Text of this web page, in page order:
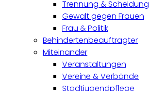
Trennung & Scheidung
Gewalt gegen Frauen
Frau & Politik
Behindertenbeauftragter
Miteinander
Veranstaltungen
Vereine & Verbände
Stadtjugendpflege